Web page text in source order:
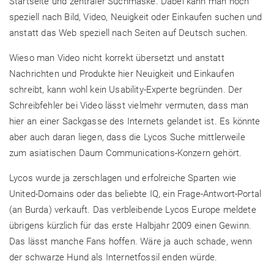
speziell nach Bild, Video, Neuigkeit oder Einkaufen suchen und
anstatt das Web speziell nach Seiten auf Deutsch suchen.
Wieso man Video nicht korrekt übersetzt und anstatt
Nachrichten und Produkte hier Neuigkeit und Einkaufen
schreibt, kann wohl kein Usability-Experte begründen. Der
Schreibfehler bei Video lässt vielmehr vermuten, dass man
hier an einer Sackgasse des Internets gelandet ist. Es könnte
aber auch daran liegen, dass die Lycos Suche mittlerweile
zum asiatischen Daum Communications-Konzern gehört.
Lycos wurde ja zerschlagen und erfolreiche Sparten wie
United-Domains oder das beliebte IQ, ein Frage-Antwort-Portal
(an Burda) verkauft. Das verbleibende Lycos Europe meldete
übrigens kürzlich für das erste Halbjahr 2009 einen Gewinn.
Das lässt manche Fans hoffen. Wäre ja auch schade, wenn
der schwarze Hund als Internetfossil enden würde.